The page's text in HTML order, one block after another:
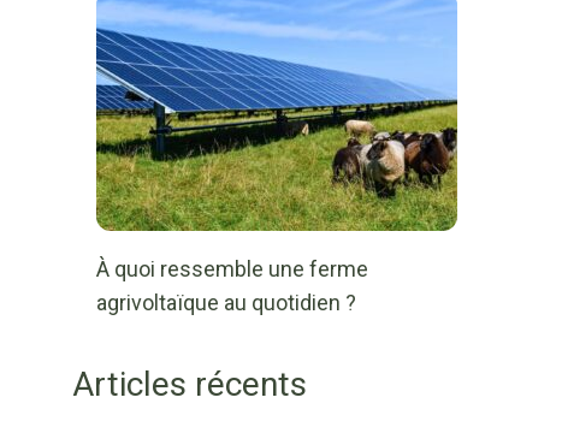
À quoi ressemble une ferme
agrivoltaïque au quotidien ?
Articles récents